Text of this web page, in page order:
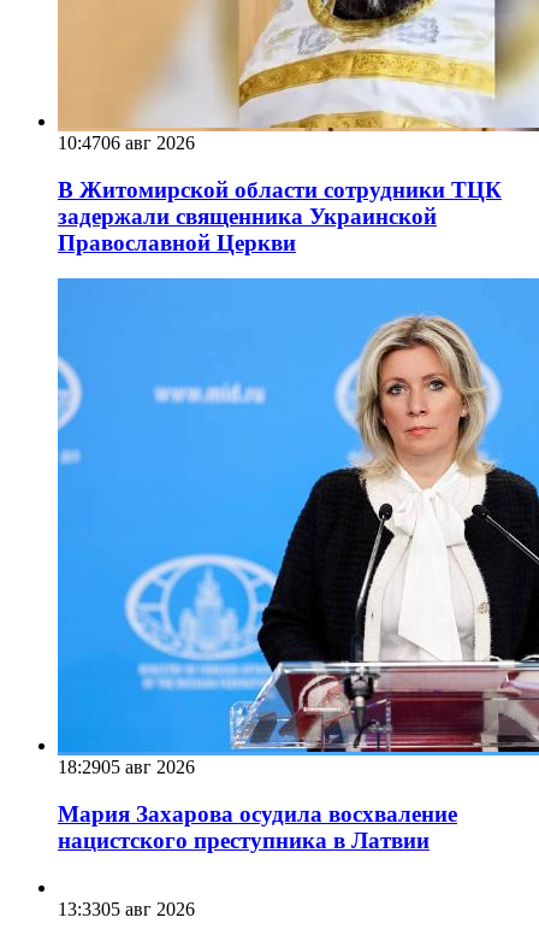
10:4706 авг 2026
В Житомирской области сотрудники ТЦК
задержали священника Украинской
Православной Церкви
18:2905 авг 2026
Мария Захарова осудила восхваление
нацистского преступника в Латвии
13:3305 авг 2026